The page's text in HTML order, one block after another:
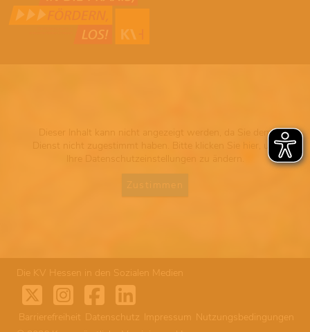
Dieser Inhalt kann nicht angezeigt werden, da Sie dem
Dienst nicht zugestimmt haben. Bitte klicken Sie hier, um
Ihre Datenschutzeinstellungen zu ändern.
Zustimmen
Die KV Hessen in den Sozialen Medien
Nutzungsbedingungen
Impressum
Datenschutz
Barrierefreiheit